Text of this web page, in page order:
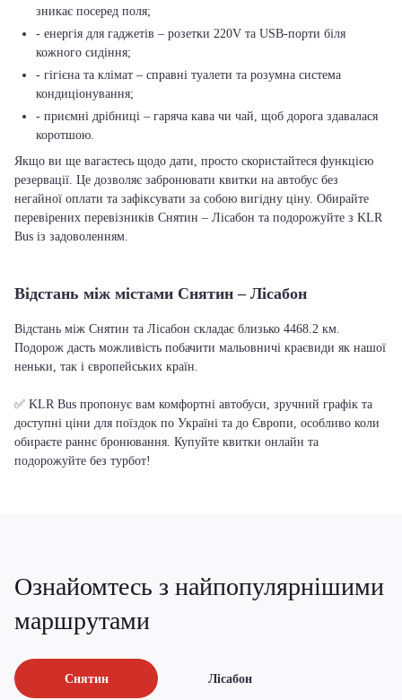
зникає посеред поля;
- енергія для гаджетів – розетки 220V та USB-порти біля
кожного сидіння;
- гігієна та клімат – справні туалети та розумна система
кондиціонування;
- приємні дрібниці – гаряча кава чи чай, щоб дорога здавалася
коротшою.
Якщо ви ще вагаєтесь щодо дати, просто скористайтеся функцією
резервації. Це дозволяє забронювати квитки на автобус без
негайної оплати та зафіксувати за собою вигідну ціну. Обирайте
перевірених перевізників Снятин – Лісабон та подорожуйте з KLR
Bus із задоволенням.
Відстань між містами Снятин – Лісабон
Відстань між Снятин та Лісабон складає близько 4468.2 км.
Подорож дасть можливість побачити мальовничі краєвиди як нашої
неньки, так і європейських країн.
✅ KLR Bus пропонує вам комфортні автобуси, зручний графік та
доступні ціни для поїздок по Україні та до Європи, особливо коли
обираєте раннє бронювання. Купуйте квитки онлайн та
подорожуйте без турбот!
Ознайомтесь з найпопулярнішими
маршрутами
Снятин Лісабон